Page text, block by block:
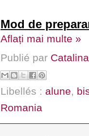
Mod de
Aflați mai multe »
Publié par Catalina
Libellés : alune,
Romania